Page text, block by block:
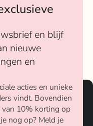
en blijf
nieuwe
en
acties en unieke
vindt. Bovendien
10% korting op
nog op? Meld je